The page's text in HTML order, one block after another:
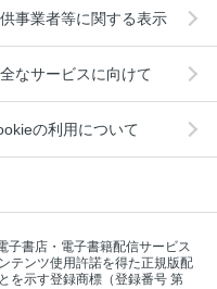
事業者等に関する表示
なサービスに向けて
の利用について
子書店・電子書籍配信サービス
テンツ使用許諾を得た正規版配
を示す登録商標（登録番号 第